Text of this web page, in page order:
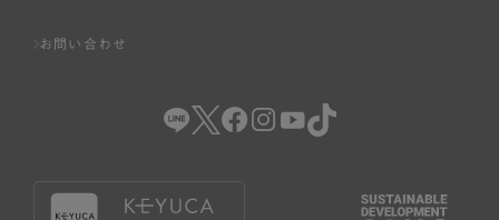
お問い合わせ